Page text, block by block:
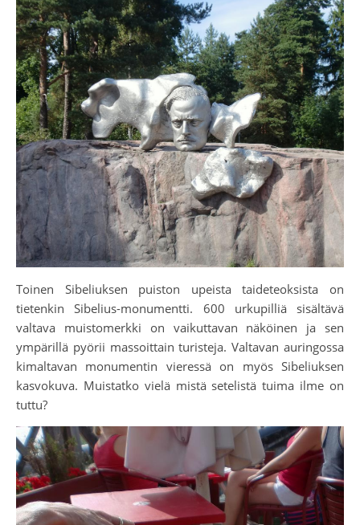
Toinen Sibeliuksen puiston upeista taideteoksista on
tietenkin Sibelius-monumentti. 600 urkupilliä sisältävä
valtava muistomerkki on vaikuttavan näköinen ja sen
ympärillä pyörii massoittain turisteja. Valtavan auringossa
kimaltavan monumentin vieressä on myös Sibeliuksen
kasvokuva. Muistatko vielä mistä setelistä tuima ilme on
tuttu?